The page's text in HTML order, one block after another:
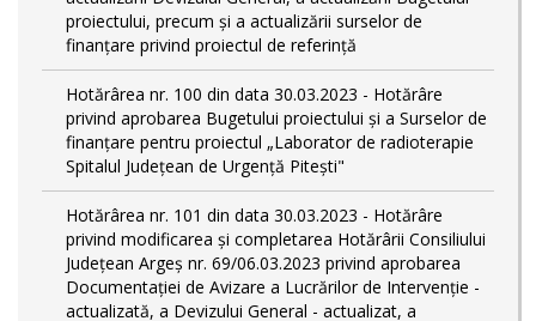
proiectului, precum și a actualizării surselor de
finanțare privind proiectul de referință
Hotărârea nr. 100 din data 30.03.2023 - Hotărâre
privind aprobarea Bugetului proiectului și a Surselor de
finanțare pentru proiectul „Laborator de radioterapie
Spitalul Județean de Urgență Pitești"
Hotărârea nr. 101 din data 30.03.2023 - Hotărâre
privind modificarea și completarea Hotărârii Consiliului
Județean Argeș nr. 69/06.03.2023 privind aprobarea
Documentației de Avizare a Lucrărilor de Intervenție -
actualizată, a Devizului General - actualizat, a